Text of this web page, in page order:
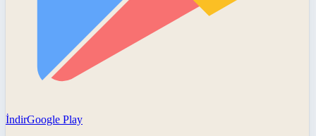
İndirGoogle Play